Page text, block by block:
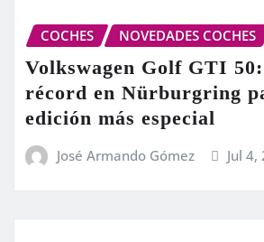
COCHES NOVEDADES COCHES
Volkswagen Golf GTI
récord en Nürburgring
edición más especial
José Armando Gómez Jul 4,